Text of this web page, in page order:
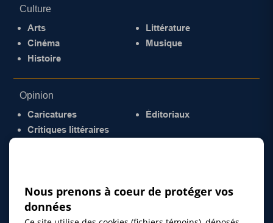
Culture
Arts
Cinéma
Histoire
Littérature
Musique
Opinion
Caricatures
Critiques littéraires
Éditoriaux
Nous prenons à coeur de protéger vos
données